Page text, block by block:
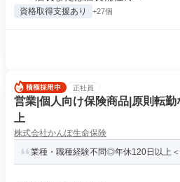
資格取得支援あり +27個
正社員
営業|個人向け保険商品|原則転
上
株式会社かんぽ生命保険
業種・職種経験不問◎年休120日以上